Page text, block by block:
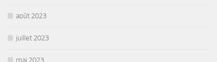
août 2023
juillet 2023
mai 2023